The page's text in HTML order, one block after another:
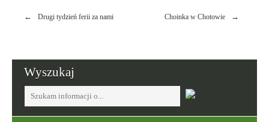
Nawigacja
Drugi tydzień ferii za nami Choinka w Chotowie
Wyszukaj
wpisz